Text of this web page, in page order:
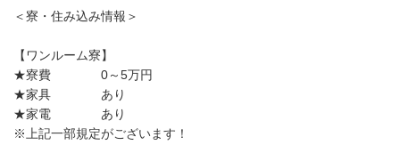
＜寮・住み込み情報＞
【ワンルーム寮】
★寮費 0～5万円
★家具 あり
★家電 あり
※上記一部規定がございます！